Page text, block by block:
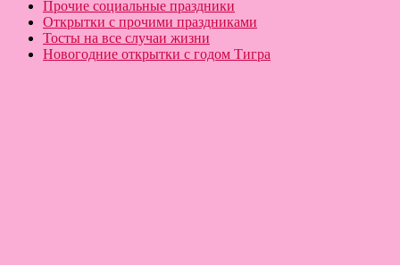
Прочие социальные праздники
Открытки с прочими праздниками
Тосты на все случаи жизни
Новогодние открытки с годом Тигра